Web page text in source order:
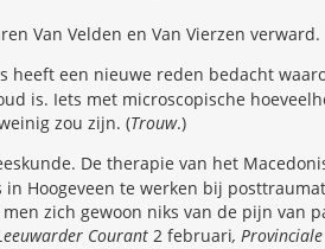
Van Velden en Van Vierzen verward.
heeft een nieuwe reden bedacht
is. Iets met microscopische
zou zijn. (Trouw.)
De therapie van het
Hoogeveen te werken bij
zich gewoon niks van de pijn van
Courant 2 februari, Provinciale